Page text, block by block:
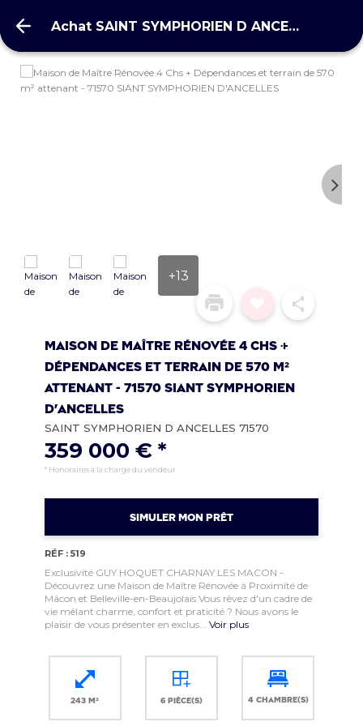
Achat SAINT SYMPHORIEN D ANCELLES 71570
Achat SAINT SYMPHORIEN D ANCELLES 71570
+13
Maison de Maître Rénovée 4 Chs +
Dépendances et terrain de 570 m²
attenant - 71570 SIANT SYMPHORIEN
D'ANCELLES
SAINT SYMPHORIEN D ANCELLES 71570
359 000 € *
* Honoraires à la charge du vendeur
SIMULER MON PRÊT
RÉF : 519
Exclusivité GUY HOQUET CHARNAY LES MACON -
Découvrez une Maison de Maître Rénovée à Proximité de
Mâcon et Belleville-en-Beaujolais Vous rêvez d'un cadre de
vie mêlant charme, confort et praticité ? Nous avons le
plaisir de vous présenter en exclus...Voir plus
243 m² 6 pièce(s) 4 chambre(s)